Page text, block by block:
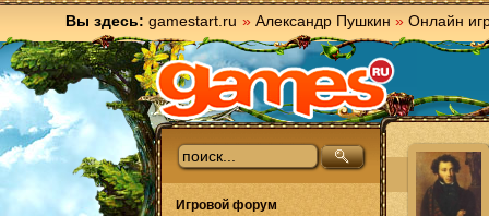
Вы здесь: gamestart.ru » Александр Пушкин » Онлайн
Игровой форум